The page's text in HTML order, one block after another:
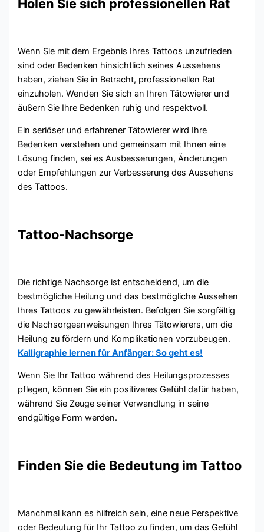
Holen Sie sich professionellen Rat
Wenn Sie mit dem Ergebnis Ihres Tattoos unzufrieden
sind oder Bedenken hinsichtlich seines Aussehens
haben, ziehen Sie in Betracht, professionellen Rat
einzuholen. Wenden Sie sich an Ihren Tätowierer und
äußern Sie Ihre Bedenken ruhig und respektvoll.
Ein seriöser und erfahrener Tätowierer wird Ihre
Bedenken verstehen und gemeinsam mit Ihnen eine
Lösung finden, sei es Ausbesserungen, Änderungen
oder Empfehlungen zur Verbesserung des Aussehens
des Tattoos.
Tattoo-Nachsorge
Die richtige Nachsorge ist entscheidend, um die
bestmögliche Heilung und das bestmögliche Aussehen
Ihres Tattoos zu gewährleisten. Befolgen Sie sorgfältig
die Nachsorgeanweisungen Ihres Tätowierers, um die
Heilung zu fördern und Komplikationen vorzubeugen.
Kalligraphie lernen für Anfänger: So geht es!
Wenn Sie Ihr Tattoo während des Heilungsprozesses
pflegen, können Sie ein positiveres Gefühl dafür haben,
während Sie Zeuge seiner Verwandlung in seine
endgültige Form werden.
Finden Sie die Bedeutung im Tattoo
Manchmal kann es hilfreich sein, eine neue Perspektive
oder Bedeutung für Ihr Tattoo zu finden, um das Gefühl